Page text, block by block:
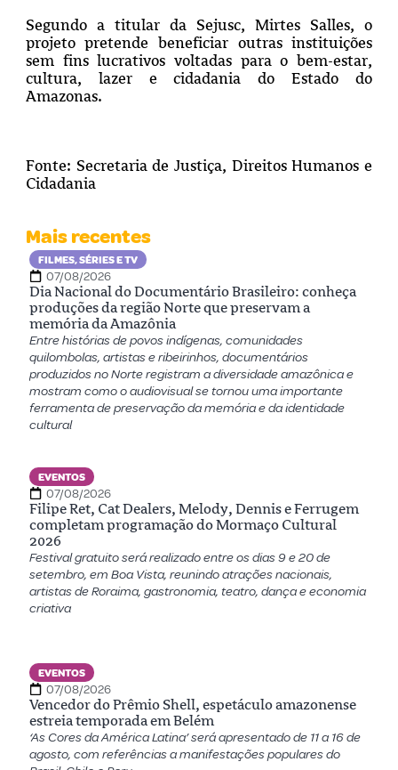
Segundo a titular da Sejusc, Mirtes Salles, o
projeto pretende beneficiar outras instituições
sem fins lucrativos voltadas para o bem-estar,
cultura, lazer e cidadania do Estado do
Amazonas.
Fonte: Secretaria de Justiça, Direitos Humanos e
Cidadania
Mais recentes
FILMES, SÉRIES E TV
07/08/2026
Dia Nacional do Documentário Brasileiro: conheça
produções da região Norte que preservam a
memória da Amazônia
Entre histórias de povos indígenas, comunidades
quilombolas, artistas e ribeirinhos, documentários
produzidos no Norte registram a diversidade amazônica e
mostram como o audiovisual se tornou uma importante
ferramenta de preservação da memória e da identidade
cultural
EVENTOS
07/08/2026
Filipe Ret, Cat Dealers, Melody, Dennis e Ferrugem
completam programação do Mormaço Cultural
2026
Festival gratuito será realizado entre os dias 9 e 20 de
setembro, em Boa Vista, reunindo atrações nacionais,
artistas de Roraima, gastronomia, teatro, dança e economia
criativa
EVENTOS
07/08/2026
Vencedor do Prêmio Shell, espetáculo amazonense
estreia temporada em Belém
‘As Cores da América Latina’ será apresentado de 11 a 16 de
agosto, com referências a manifestações populares do